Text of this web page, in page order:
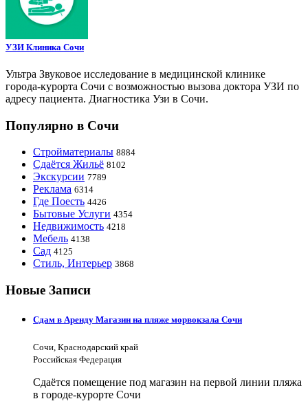
УЗИ Клиника Сочи
Ультра Звуковое исследование в медицинской клинике
города-курорта Сочи с возможностью вызова доктора УЗИ по
адресу пациента. Диагностика Узи в Сочи.
Популярно в Сочи
Стройматериалы 8884
Сдаётся Жильё 8102
Экскурсии 7789
Реклама 6314
Где Поесть 4426
Бытовые Услуги 4354
Недвижимость 4218
Мебель 4138
Сад 4125
Стиль, Интерьер 3868
Новые Записи
Сдам в Аренду Магазин на пляже морвокзала Сочи
Сочи, Краснодарский край
Российская Федерация
Сдаётся помещение под магазин на первой линии пляжа
в городе-курорте Сочи